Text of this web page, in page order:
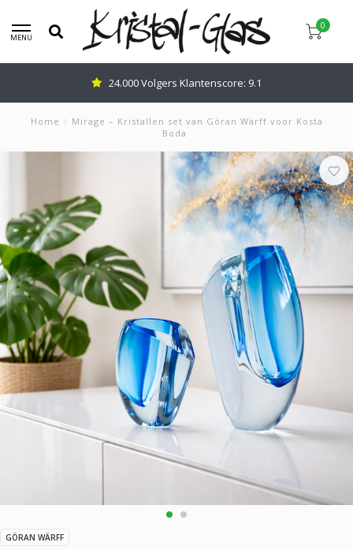
MENU
0
24.000 Volgers Klantenscore: 9.1
Home / Mirage – Kristallen set van Göran Wärff voor Kosta
Boda
GÖRAN WÄRFF